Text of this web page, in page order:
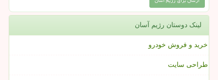
لینک دوستان رژیم آسان
خرید و فروش خودرو
طراحی سایت